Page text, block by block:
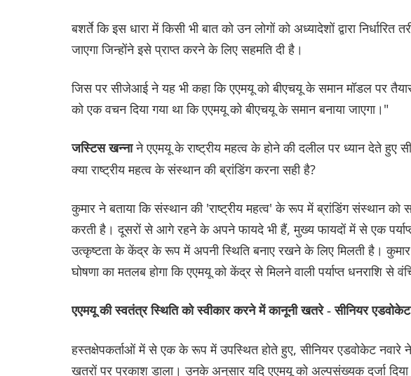
बशर्ते कि इस धारा में किसी भी बात को उन लोगों को अध्यादेशों द्वारा निर्धारित
जाएगा जिन्होंने इसे प्राप्त करने के लिए सहमति दी है।
जिस पर सीजेआई ने यह भी कहा कि एएमयू को बीएचयू के समान मॉडल पर
को एक वचन दिया गया था कि एएमयू को बीएचयू के समान बनाया जाएगा।"
जस्टिस खन्नाने एएमयू के राष्ट्रीय महत्व के होने की दलील पर ध्यान देते हुए
क्या राष्ट्रीय महत्व के संस्थान की ब्रांडिंग करना सही है?
कुमार ने बताया कि संस्थान की 'राष्ट्रीय महत्व' के रूप में ब्रांडिंग संस्थान
करती है। दूसरों से आगे रहने के अपने फायदे भी हैं, मुख्य फायदों में से एक
उत्कृष्टता के केंद्र के रूप में अपनी स्थिति बनाए रखने के लिए मिलती है।
घोषणा का मतलब होगा कि एएमयू को केंद्र से मिलने वाली पर्याप्त धनराशि से
एएमयू की स्वतंत्र स्थिति को स्वीकार करने में कानूनी खतरे - सीनियर
हस्तक्षेपकर्ताओं में से एक के रूप में उपस्थित होते हुए, सीनियर एडवोकेट नवारे
खतरों पर प्रकाश डाला। उनके अनुसार यदि एएमयू को अल्पसंख्यक दर्जा